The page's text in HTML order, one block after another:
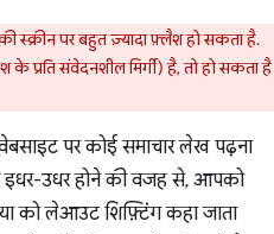
पर बहुत ज़्यादा फ़्लैश हो सकता है.
प्रति संवेदनशील मिर्गी) है, तो हो सकता है
पर कोई समाचार लेख पढ़ना
इधर-उधर होने की वजह से, आपको
को लेआउट शिफ़्टिंग कहा जाता